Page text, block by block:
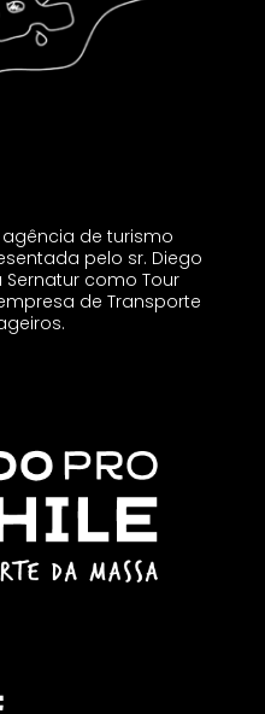
de turismo
pelo sr. Diego
como Tour
de Transporte